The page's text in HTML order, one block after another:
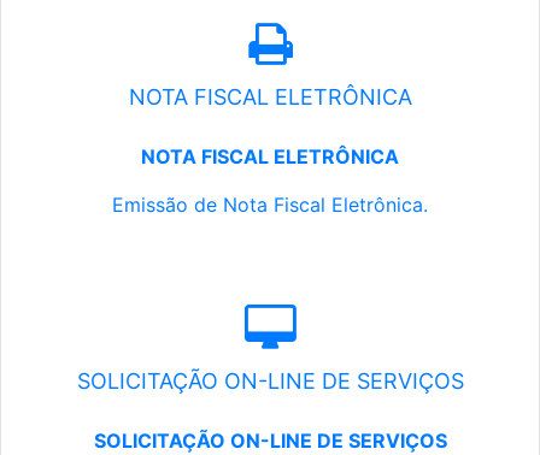
NOTA FISCAL ELETRÔNICA
NOTA FISCAL ELETRÔNICA
Emissão de Nota Fiscal Eletrônica.
SOLICITAÇÃO ON-LINE DE SERVIÇOS
SOLICITAÇÃO ON-LINE DE SERVIÇOS